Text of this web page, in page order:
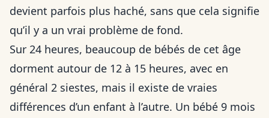
devient parfois plus haché, sans que cela signifie
qu’il y a un vrai problème de fond.
Sur 24 heures, beaucoup de bébés de cet âge
dorment autour de 12 à 15 heures, avec en
général 2 siestes, mais il existe de vraies
différences d’un enfant à l’autre. Un bébé 9 mois